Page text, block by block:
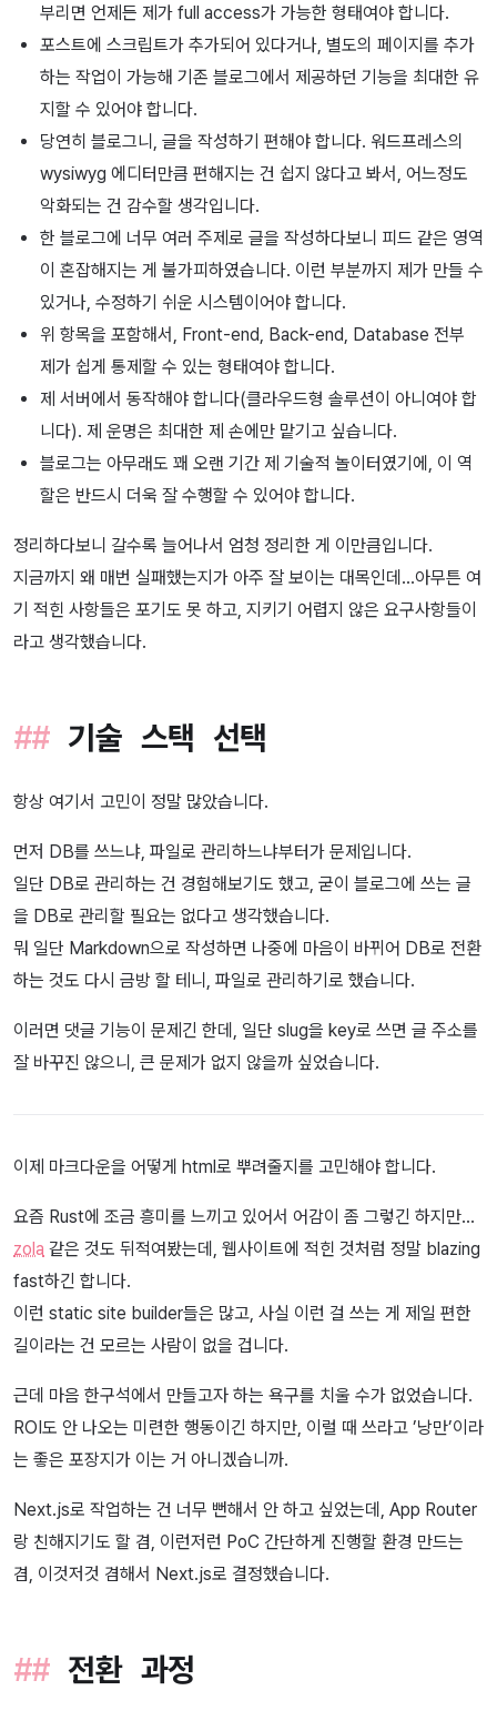
부리면 언제든 제가 full access가 가능한 형태여야 합니다.
포스트에 스크립트가 추가되어 있다거나, 별도의 페이지를 추가
하는 작업이 가능해 기존 블로그에서 제공하던 기능을 최대한 유
지할 수 있어야 합니다.
당연히 블로그니, 글을 작성하기 편해야 합니다. 워드프레스의
wysiwyg 에디터만큼 편해지는 건 쉽지 않다고 봐서, 어느정도
악화되는 건 감수할 생각입니다.
한 블로그에 너무 여러 주제로 글을 작성하다보니 피드 같은 영역
이 혼잡해지는 게 불가피하였습니다. 이런 부분까지 제가 만들 수
있거나, 수정하기 쉬운 시스템이어야 합니다.
위 항목을 포함해서, Front-end, Back-end, Database 전부
제가 쉽게 통제할 수 있는 형태여야 합니다.
제 서버에서 동작해야 합니다(클라우드형 솔루션이 아니여야 합
니다). 제 운명은 최대한 제 손에만 맡기고 싶습니다.
블로그는 아무래도 꽤 오랜 기간 제 기술적 놀이터였기에, 이 역
할은 반드시 더욱 잘 수행할 수 있어야 합니다.
정리하다보니 갈수록 늘어나서 엄청 정리한 게 이만큼입니다.
지금까지 왜 매번 실패했는지가 아주 잘 보이는 대목인데…아무튼 여
기 적힌 사항들은 포기도 못 하고, 지키기 어렵지 않은 요구사항들이
라고 생각했습니다.
기술 스택 선택
항상 여기서 고민이 정말 많았습니다.
먼저 DB를 쓰느냐, 파일로 관리하느냐부터가 문제입니다.
일단 DB로 관리하는 건 경험해보기도 했고, 굳이 블로그에 쓰는 글
을 DB로 관리할 필요는 없다고 생각했습니다.
뭐 일단 Markdown으로 작성하면 나중에 마음이 바뀌어 DB로 전환
하는 것도 다시 금방 할 테니, 파일로 관리하기로 했습니다.
이러면 댓글 기능이 문제긴 한데, 일단 slug을 key로 쓰면 글 주소를
잘 바꾸진 않으니, 큰 문제가 없지 않을까 싶었습니다.
이제 마크다운을 어떻게 html로 뿌려줄지를 고민해야 합니다.
요즘 Rust에 조금 흥미를 느끼고 있어서 어감이 좀 그렇긴 하지만…
zola 같은 것도 뒤적여봤는데, 웹사이트에 적힌 것처럼 정말 blazing
fast하긴 합니다.
이런 static site builder들은 많고, 사실 이런 걸 쓰는 게 제일 편한
길이라는 건 모르는 사람이 없을 겁니다.
근데 마음 한구석에서 만들고자 하는 욕구를 치울 수가 없었습니다.
ROI도 안 나오는 미련한 행동이긴 하지만, 이럴 때 쓰라고 ’낭만’이라
는 좋은 포장지가 이는 거 아니겠습니까.
Next.js로 작업하는 건 너무 뻔해서 안 하고 싶었는데, App Router
랑 친해지기도 할 겸, 이런저런 PoC 간단하게 진행할 환경 만드는
겸, 이것저것 겸해서 Next.js로 결정했습니다.
전환 과정